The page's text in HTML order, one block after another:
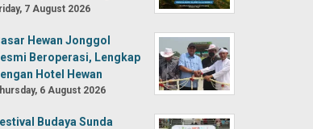
7 August 2026
Hewan Jonggol
Beroperasi, Lengkap
Hotel Hewan
6 August 2026
Budaya Sunda